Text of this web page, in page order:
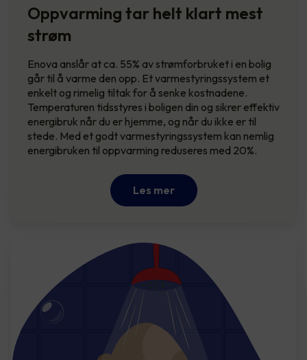
Oppvarming tar helt klart mest
strøm
Enova anslår at ca. 55% av strømforbruket i en bolig
går til å varme den opp. Et varmestyringssystem et
enkelt og rimelig tiltak for å senke kostnadene.
Temperaturen tidsstyres i boligen din og sikrer effektiv
energibruk når du er hjemme, og når du ikke er til
stede. Med et godt varmestyringssystem kan nemlig
energibruken til oppvarming reduseres med 20%.
Les mer